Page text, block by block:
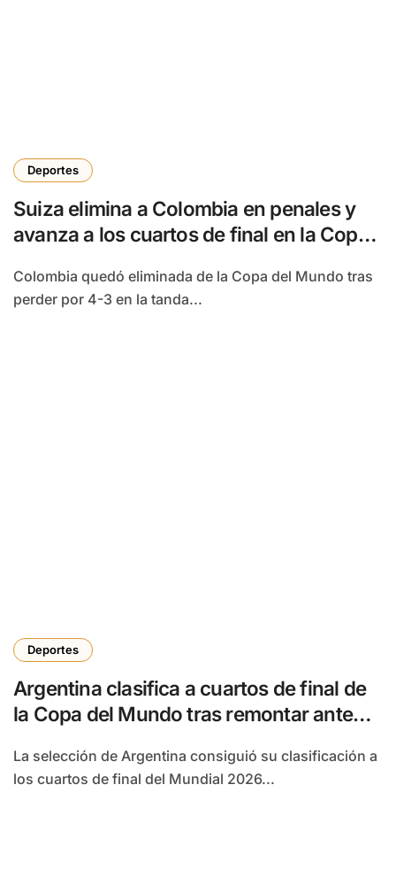
Deportes
Suiza elimina a Colombia en penales y
avanza a los cuartos de final en la Copa
Colombia quedó eliminada de la Copa del Mundo tras
perder por 4-3 en la tanda...
Deportes
Argentina clasifica a cuartos de final de
la Copa del Mundo tras remontar ante
La selección de Argentina consiguió su clasificación a
los cuartos de final del Mundial 2026...